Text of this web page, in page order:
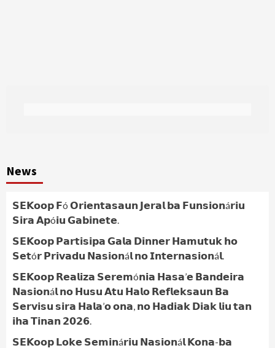
News
𝗦𝗘𝗞𝗼𝗼𝗽 𝗙ó 𝗢𝗿𝗶𝗲𝗻𝘁𝗮𝘀𝗮𝘂𝗻 𝗝𝗲𝗿𝗮𝗹 𝗯𝗮 𝗙𝘂𝗻𝘀𝗶𝗼𝗻á𝗿𝗶𝘂
𝗦𝗶𝗿𝗮 𝗔𝗽ó𝗶𝘂 𝗚𝗮𝗯𝗶𝗻𝗲𝘁𝗲.
𝗦𝗘𝗞𝗼𝗼𝗽 𝗣𝗮𝗿𝘁𝗶𝘀𝗶𝗽𝗮 𝗚𝗮𝗹𝗮 𝗗𝗶𝗻𝗻𝗲𝗿 𝗛𝗮𝗺𝘂𝘁𝘂𝗸 𝗵𝗼
𝗦𝗲𝘁ó𝗿 𝗣𝗿𝗶𝘃𝗮𝗱𝘂 𝗡𝗮𝘀𝗶𝗼𝗻á𝗹 𝗻𝗼 𝗜𝗻𝘁𝗲𝗿𝗻𝗮𝘀𝗶𝗼𝗻á𝗹.
𝗦𝗘𝗞𝗼𝗼𝗽 𝗥𝗲𝗮𝗹𝗶𝘇𝗮 𝗦𝗲𝗿𝗲𝗺ó𝗻𝗶𝗮 𝗛𝗮𝘀𝗮’𝗲 𝗕𝗮𝗻𝗱𝗲𝗶𝗿𝗮
𝗡𝗮𝘀𝗶𝗼𝗻á𝗹 𝗻𝗼 𝗛𝘂𝘀𝘂 𝗔𝘁𝘂 𝗛𝗮𝗹𝗼 𝗥𝗲𝗳𝗹𝗲𝗸𝘀𝗮𝘂𝗻 𝗕𝗮
𝗦𝗲𝗿𝘃𝗶𝘀𝘂 𝘀𝗶𝗿𝗮 𝗛𝗮𝗹𝗮’𝗼 𝗼𝗻𝗮, 𝗻𝗼 𝗛𝗮𝗱𝗶𝗮𝗸 𝗗𝗶𝗮𝗸 𝗹𝗶𝘂 𝘁𝗮𝗻
𝗶𝗵𝗮 𝗧𝗶𝗻𝗮𝗻 𝟮𝟬𝟮𝟲.
𝗦𝗘𝗞𝗼𝗼𝗽 𝗟𝗼𝗸𝗲 𝗦𝗲𝗺𝗶𝗻á𝗿𝗶𝘂 𝗡𝗮𝘀𝗶𝗼𝗻á𝗹 𝗞𝗼𝗻𝗮-𝗯𝗮